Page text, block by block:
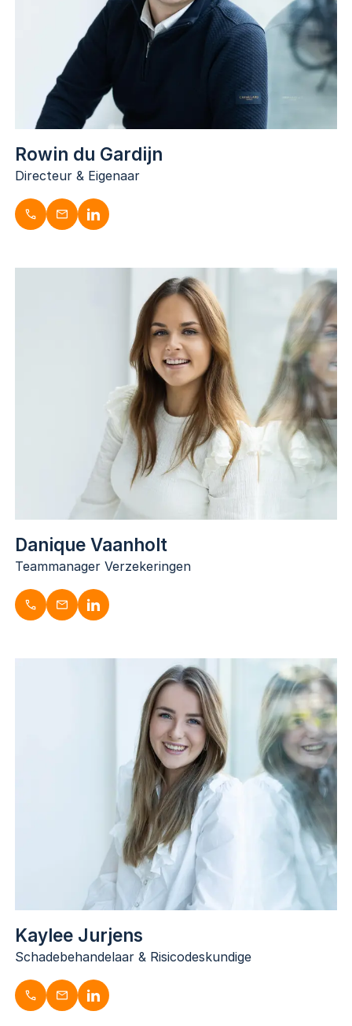
Rowin du Gardijn
Directeur & Eigenaar
Rowin du Gardijn
Directeur & Eigenaar
053-3030707
r.dugardijn@dugardijn.nl
nl.linkedin.com/in/rowin-du-gardijn
Danique Vaanholt
Teammanager Verzekeringen
Danique Vaanholt
Teammanager Verzekeringen
053-3030723
d.vaanholt@dugardijn.nl
nl.linkedin.com/in/danique-vaanholt
Kaylee Jurjens
Schadebehandelaar & Risicodeskundige